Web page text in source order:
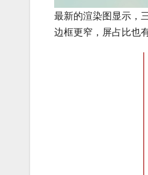
最新的渲染图显示，
边框更窄，屏占比也